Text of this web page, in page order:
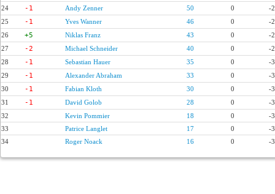
24
-1 Andy Zenner 50 0
-
25
-1 Yves Wanner 46 0
-
26
+5 Niklas Franz 43 0
-
27
-2 Michael Schneider 40 0
-
28
-1 Sebastian Hauer 35 0
-
29
-1 Alexander Abraham 33 0
-
30
-1 Fabian Kloth 30 0
-
31
-1 David Golob 28 0
-
32
Kevin Pommier 18 0
-
33
Patrice Langlet 17 0
-
34
Roger Noack 16 0 -